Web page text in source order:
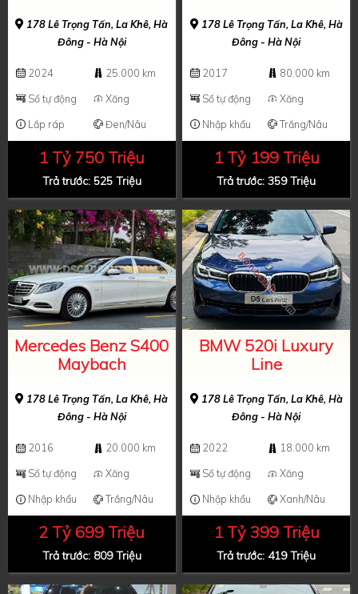
178 Lê Trọng Tấn, La Khê, Hà
Đông - Hà Nội
2024
25.000 km
Số tự động
Xăng
Lắp ráp
Đen/Nâu
1 Tỷ 750 Triệu
Trả trước: 525 Triệu
178 Lê Trọng Tấn, La Khê, Hà
Đông - Hà Nội
2017
80.000 km
Số tự động
Xăng
Nhập khẩu
Trắng/Nâu
1 Tỷ 199 Triệu
Trả trước: 359 Triệu
Mercedes Benz S400
Maybach
178 Lê Trọng Tấn, La Khê, Hà
Đông - Hà Nội
2016
20.000 km
Số tự động
Xăng
Nhập khẩu
Trắng/Nâu
2 Tỷ 699 Triệu
Trả trước: 809 Triệu
BMW 520i Luxury
Line
178 Lê Trọng Tấn, La Khê, Hà
Đông - Hà Nội
2022
18.000 km
Số tự động
Xăng
Nhập khẩu
Xanh/Nâu
1 Tỷ 399 Triệu
Trả trước: 419 Triệu